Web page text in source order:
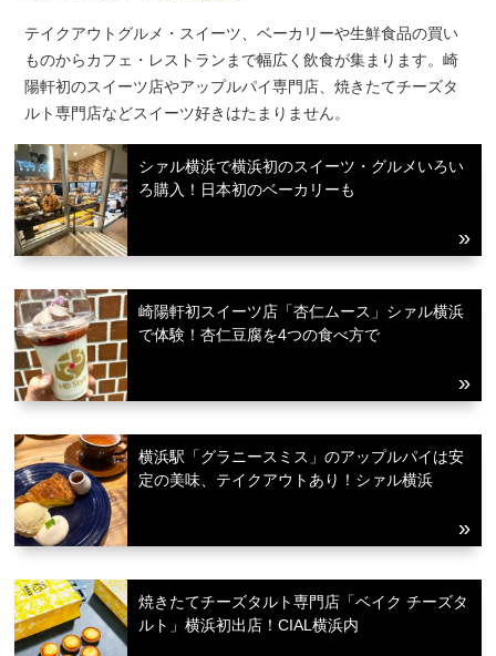
テイクアウトグルメ・スイーツ、ベーカリーや生鮮食品の買い
ものからカフェ・レストランまで幅広く飲食が集まります。崎
陽軒初のスイーツ店やアップルパイ専門店、焼きたてチーズタ
ルト専門店などスイーツ好きはたまりません。
シァル横浜で横浜初のスイーツ・グルメいろい
ろ購入！日本初のベーカリーも
崎陽軒初スイーツ店「杏仁ムース」シァル横浜
で体験！杏仁豆腐を4つの食べ方で
横浜駅「グラニースミス」のアップルパイは安
定の美味、テイクアウトあり！シァル横浜
焼きたてチーズタルト専門店「ベイク チーズタ
ルト」横浜初出店！CIAL横浜内